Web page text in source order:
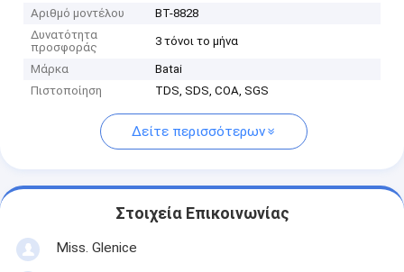
Αριθμό μοντέλου
BT-8828
Δυνατότητα
προσφοράς
3 τόνοι το μήνα
Μάρκα
Batai
Πιστοποίηση
TDS, SDS, COA, SGS
Δείτε περισσότερων
Στοιχεία Επικοινωνίας
Miss. Glenice